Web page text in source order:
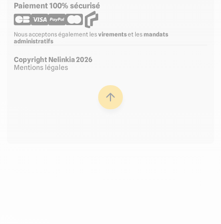
Paiement 100% sécurisé
Nous acceptons également lesvirementset les mandats
administratifs
Copyright Nelinkia 2026
Mentions légales